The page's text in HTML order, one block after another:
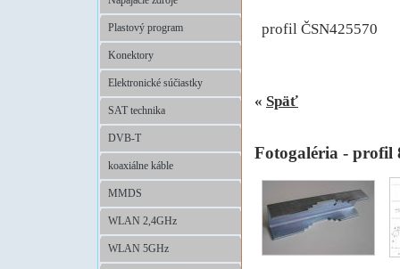
Plastový program
Konektory
Elektronické súčiastky
SAT technika
DVB-T
koaxiálne káble
MMDS
WLAN 2,4GHz
WLAN 5GHz
profil ČSN425570
« Späť
Fotogaléria - profil